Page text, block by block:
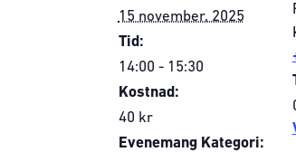
15 november, 2025
Tid:
14:00 - 15:30
Kostnad:
40 kr
Evenemang Kategori: